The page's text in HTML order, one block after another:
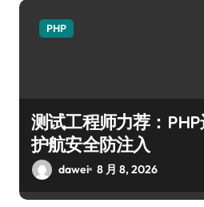
PHP
测试工程师力荐：
护航安全防注入
dawei 8 月 8, 2026